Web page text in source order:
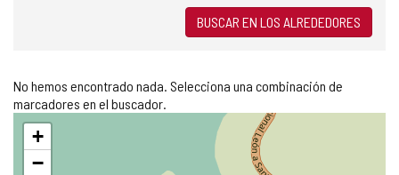
BUSCAR EN LOS ALREDEDORES
No hemos encontrado nada. Selecciona una combinación de
marcadores en el buscador.
Saltar
mapa
+
−